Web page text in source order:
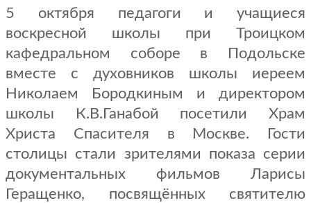
5 октября педагоги и учащиеся
воскресной школы при Троицком
кафедральном соборе в Подольске
вместе с духовников школы иереем
Николаем Бородкиным и директором
школы К.В.Ганабой посетили Храм
Христа Спасителя в Москве. Гости
столицы стали зрителями показа серии
документальных фильмов Ларисы
Геращенко, посвящённых святителю